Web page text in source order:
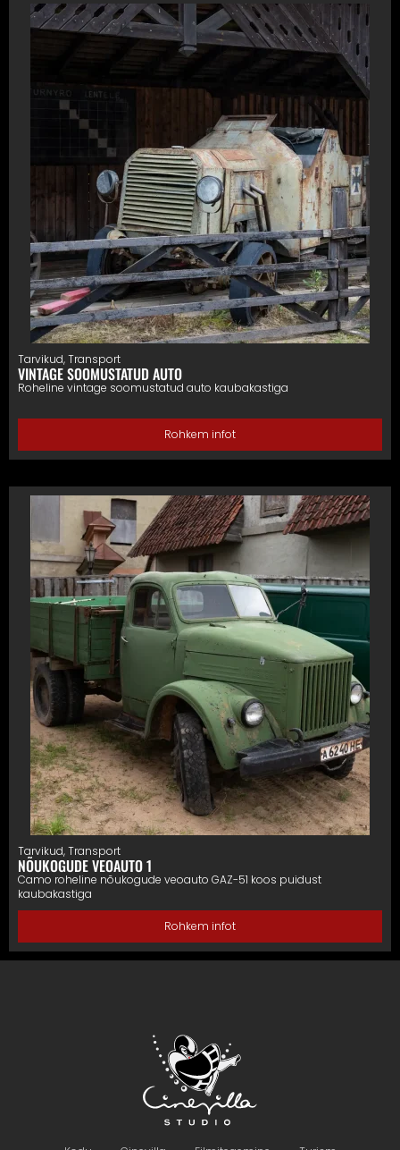
Tarvikud,Transport
VINTAGE SOOMUSTATUD AUTO
Roheline vintage soomustatud auto kaubakastiga
Rohkem infot
Tarvikud,Transport
NÕUKOGUDE VEOAUTO 1
Camo roheline nõukogude veoauto GAZ-51 koos puidust
kaubakastiga
Rohkem infot